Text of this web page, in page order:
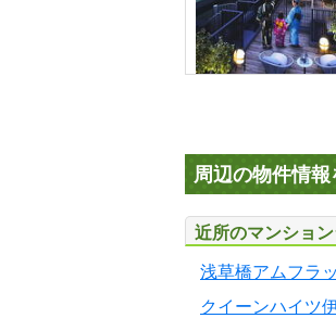
周辺の物件情報
近所のマンショ
浅草橋アムフラ
クイーンハイツ